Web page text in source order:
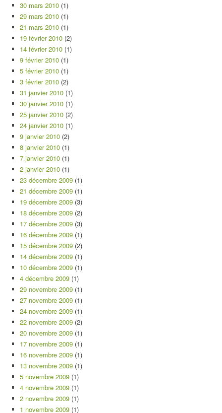
30 mars 2010 (1)
29 mars 2010 (1)
21 mars 2010 (1)
19 février 2010 (2)
14 février 2010 (1)
9 février 2010 (1)
5 février 2010 (1)
3 février 2010 (2)
31 janvier 2010 (1)
30 janvier 2010 (1)
25 janvier 2010 (2)
24 janvier 2010 (1)
9 janvier 2010 (2)
8 janvier 2010 (1)
7 janvier 2010 (1)
2 janvier 2010 (1)
23 décembre 2009 (1)
21 décembre 2009 (1)
19 décembre 2009 (3)
18 décembre 2009 (2)
17 décembre 2009 (3)
16 décembre 2009 (1)
15 décembre 2009 (2)
14 décembre 2009 (1)
10 décembre 2009 (1)
4 décembre 2009 (1)
29 novembre 2009 (1)
27 novembre 2009 (1)
24 novembre 2009 (1)
22 novembre 2009 (2)
20 novembre 2009 (1)
17 novembre 2009 (1)
16 novembre 2009 (1)
13 novembre 2009 (1)
5 novembre 2009 (1)
4 novembre 2009 (1)
2 novembre 2009 (1)
1 novembre 2009 (1)